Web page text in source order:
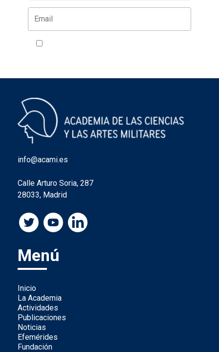
info@acami.es
Calle Arturo Soria, 287
28033, Madrid
Menú
Inicio
La Academia
Actividades
Publicaciones
Noticias
Efemérides
Fundación